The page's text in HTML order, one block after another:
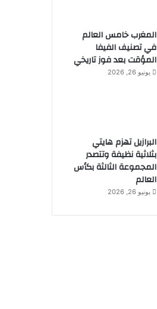
المغرب خامس العالم
في تصنيف الفيفا
المؤقت بعد فوز تاريخي
يونيو 26, 2026
البرازيل تهزم هايتي
بثلاثية نظيفة وتتصدر
المجموعة الثالثة بكأس
العالم
يونيو 26, 2026